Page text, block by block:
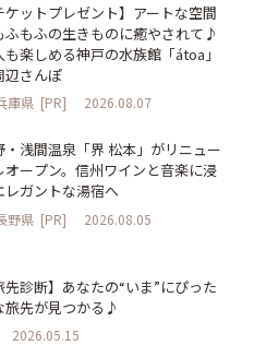
ケットプレゼント】アートな空間
ふもふの生きものに癒やされて♪
も楽しめる神戸の水族館「átoa」
辺さんぽ
庫県 [PR] 2026.08.07
・浅間温泉「界 松本」がリニュー
オープン。信州ワインと音楽に浸
レガントな湯宿へ
野県 [PR] 2026.08.05
先診断】あなたの“いま”にぴった
旅先が見つかる♪
2026.05.15